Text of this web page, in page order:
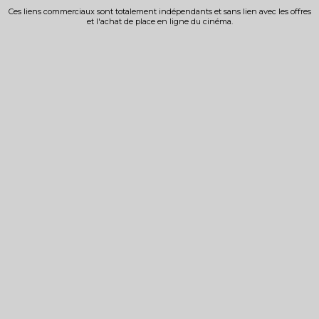
Ces liens commerciaux sont totalement indépendants et sans lien avec les offres
et l'achat de place en ligne du cinéma.